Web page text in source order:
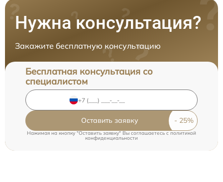
Нужна консультация?
Закажите бесплатную консультацию
Бесплатная консультация со
специалистом
Оставить заявку
Нажимая на кнопку "Оставить заявку" Вы соглашаетесь cполитикой
конфиденциальности